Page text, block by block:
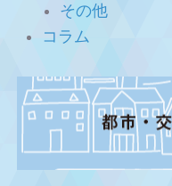
その他
コラム